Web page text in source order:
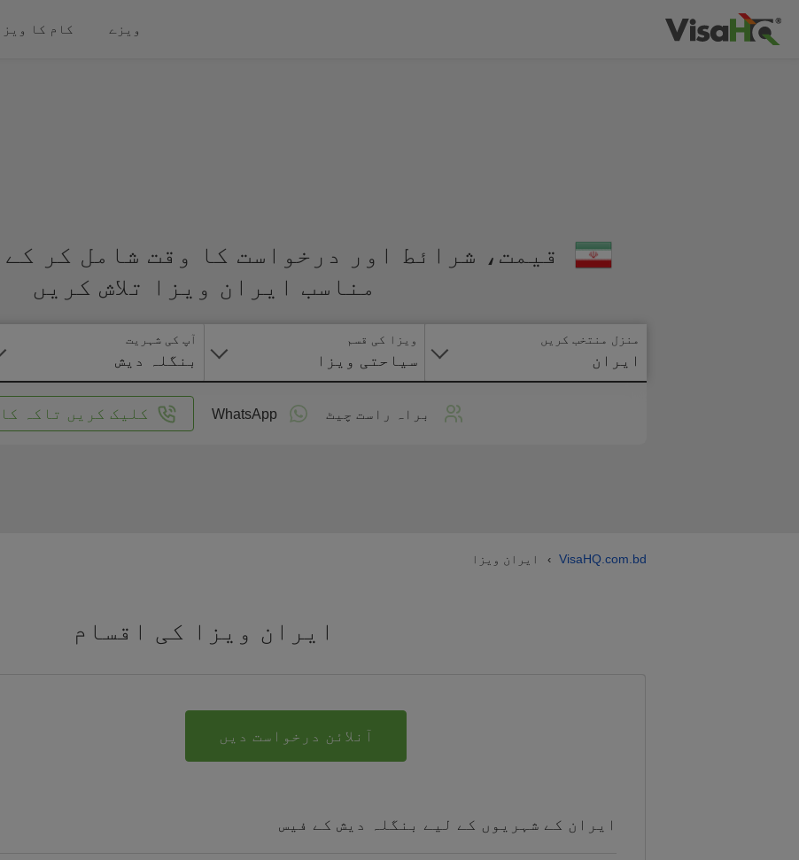
ویزے کام کا
قیمت، شرائط اور درخواست کا وقت شامل کر
مناسب ایران ویزا تلاش کریں
منزل منتخب کریں
ایران
ویزا کی قسم
سیاحتی ویزا
آپ کی شہریت
بنگلہ دیش
براہ راست چیٹ WhatsApp کلیک کریں تاکہ
VisaHQ.com.bd
› ایران ویزا
ایران ویزا کی اقسام
آنلائن درخواست دیں
ایران کے شہریوں کے لیے بنگلہ دیش کے فیس